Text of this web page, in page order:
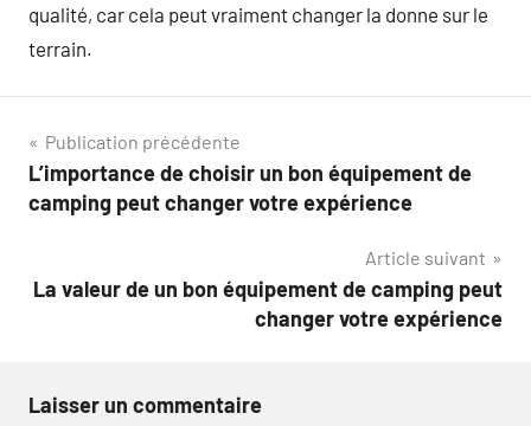
qualité, car cela peut vraiment changer la donne sur le
terrain.
Navigation
de
Publication précédente
L’importance de choisir un bon équipement de
camping peut changer votre expérience
Article suivant
La valeur de un bon équipement de camping peut
changer votre expérience
Laisser un commentaire